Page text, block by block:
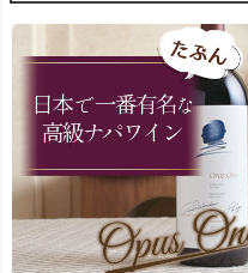
て理想的な生育条件とな
りました。
生育期間を通して、
NDVI(正規化差分植生指
数)技術による航空写真
を活用し、区画ごとに合
わせた持続可能な農法を
実施しました。収穫は長
期間にわたって行われ、
各区画が最適な熟度に達
て
ニ
カ
に
ブ
す
ワ
め
最